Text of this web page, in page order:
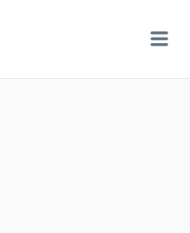
TECHSTELLEN.DE